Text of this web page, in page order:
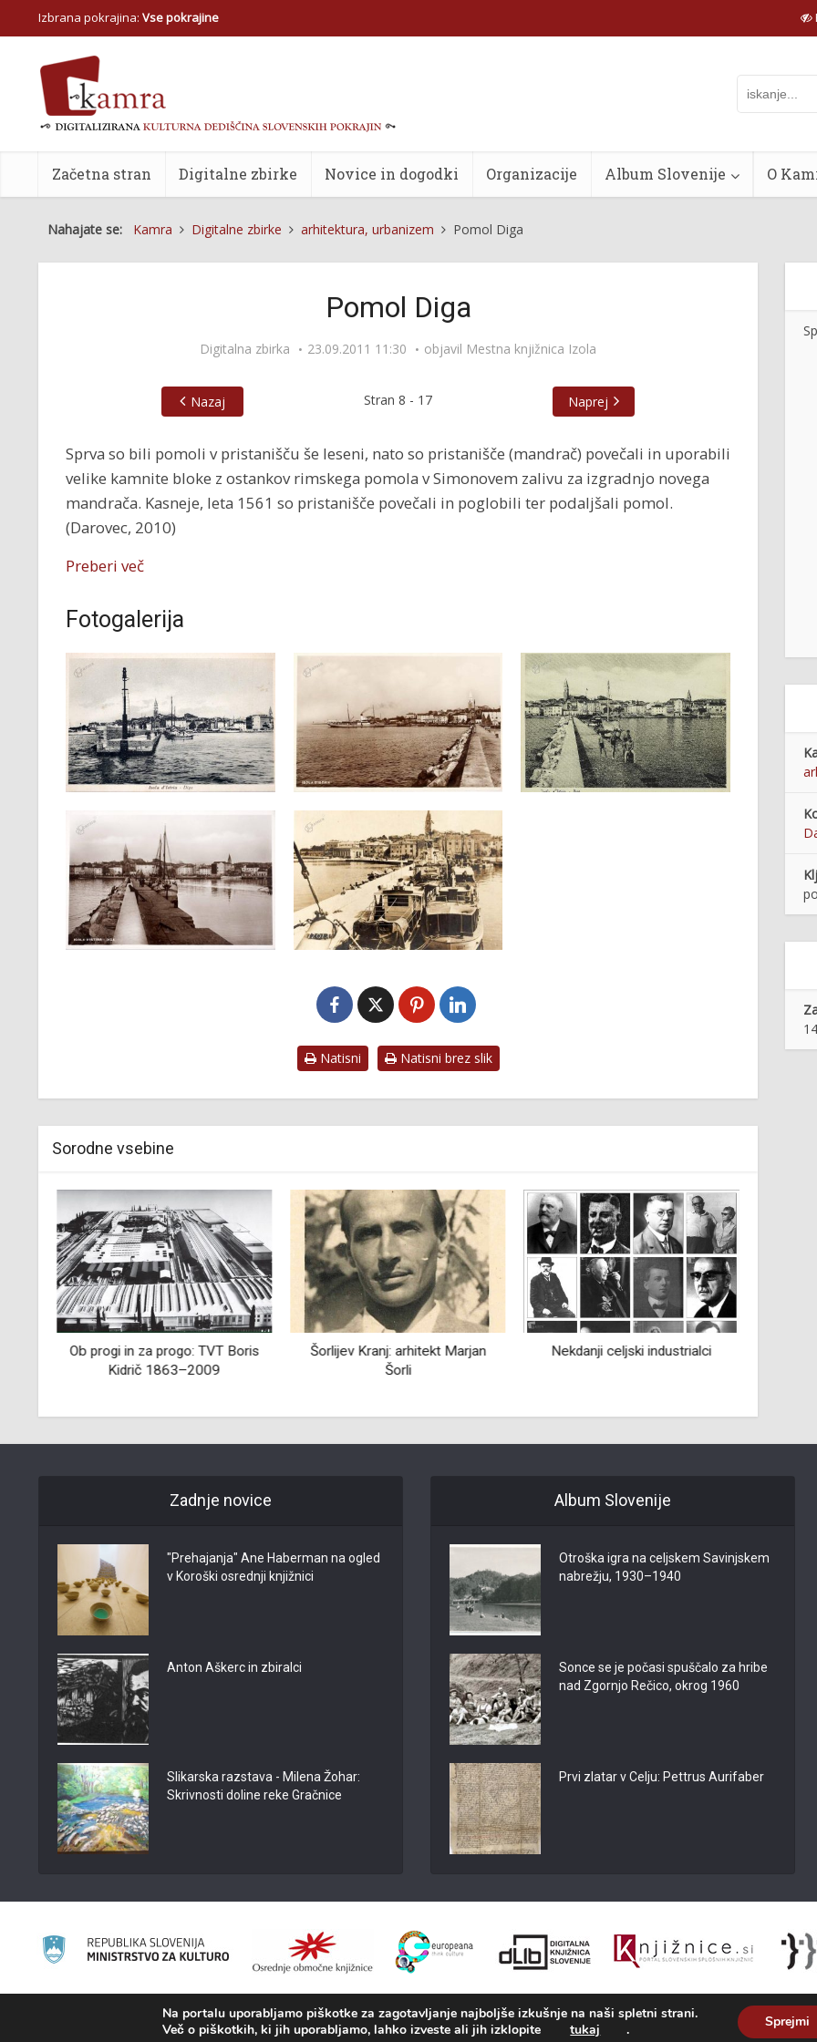
Izbrana pokrajina: Vse pokrajine
Začetna stran Digitalne zbirke Novice in dogodki Organizacije Album Slovenije O
Nahajate se: Kamra Digitalne zbirke arhitektura, urbanizem Pomol Diga
Pomol Diga
Digitalna zbirka 23.09.2011 11:30 objavil Mestna knjižnica Izola
Stran 8 - 17
Nazaj Naprej
Sprva so bili pomoli v pristanišču še leseni, nato so pristanišče (mandrač) povečali in uporabili
velike kamnite bloke z ostankov rimskega pomola v Simonovem zalivu za izgradnjo novega
mandrača. Kasneje, leta 1561 so pristanišče povečali in poglobili ter podaljšali pomol.
(Darovec, 2010)
Preberi več
Fotogalerija
Natisni Natisni brez slik
Sorodne vsebine
Ob progi in za progo: TVT Boris
Kidrič 1863–2009
Šorlijev Kranj: arhitekt Marjan
Šorli
Nekdanji celjski industrialci
Zadnje novice
"Prehajanja" Ane Haberman na ogled
v Koroški osrednji knjižnici
Anton Aškerc in zbiralci
Slikarska razstava - Milena Žohar:
Skrivnosti doline reke Gračnice
Album Slovenije
Otroška igra na celjskem Savinjskem
nabrežju, 1930–1940
Sonce se je počasi spuščalo za hribe
nad Zgornjo Rečico, okrog 1960
Prvi zlatar v Celju: Pettrus Aurifaber
Portal KAMRA, Izdelava: TrueCAD d.o.o.
Na portalu uporabljamo piškotke za zagotavljanje najboljše izkušnje na naši spletni strani.
Več o piškotkih, ki jih uporabljamo, lahko izveste ali jih izklopite
tukaj . Sprejmi